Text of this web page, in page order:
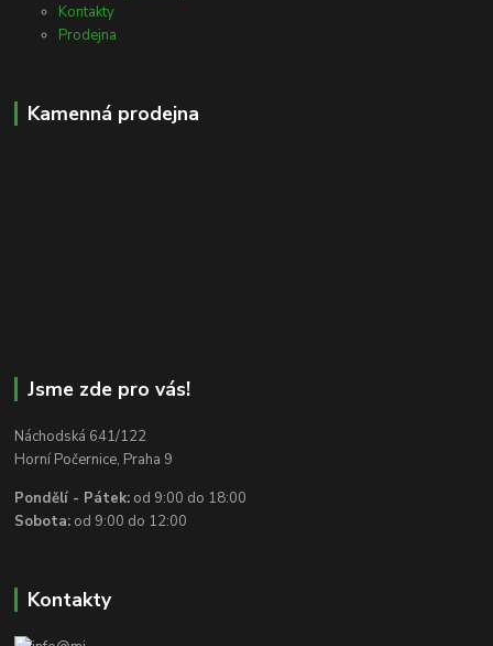
Kontakty
Prodejna
Kamenná prodejna
Jsme zde pro vás!
Náchodská 641/122
Horní Počernice, Praha 9
Pondělí - Pátek: od 9:00 do 18:00
Sobota: od 9:00 do 12:00
Kontakty